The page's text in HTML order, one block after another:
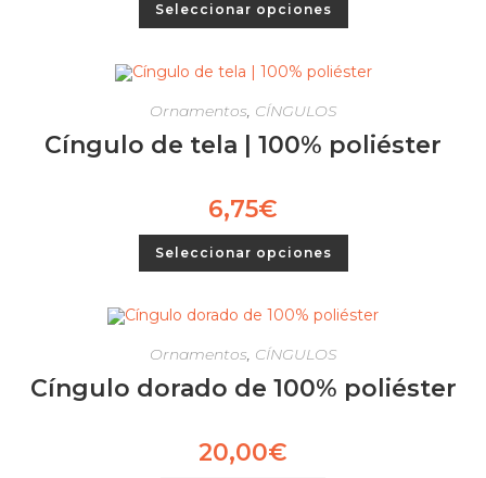
Seleccionar opciones
Ornamentos, CÍNGULOS
Cíngulo de tela | 100% poliéster
6,75€
Seleccionar opciones
Ornamentos, CÍNGULOS
Cíngulo dorado de 100% poliéster
20,00€